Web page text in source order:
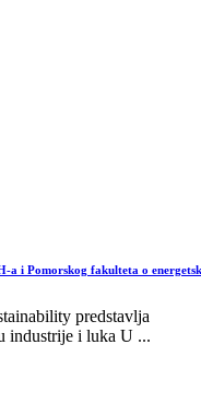
a i Pomorskog fakulteta o
predstavlja
industrije i luka U ...